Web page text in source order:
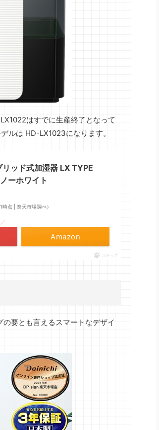
はすでに生産終了となって
ルは HD-LX1023になります。
ッド式加湿器 LX TYPE
ーホワイト
点 | 楽天市場調べ）
Amazon
ポチップ
要とも言えるスマートなデザイ